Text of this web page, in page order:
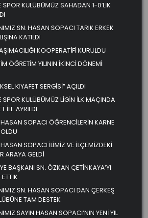
SPOR KULÜBÜMÜZ SAHADAN 1-0’LIK
SN. HASAN SOPACI TARIK ERKEK
KATILDI
KOOPERATİFİ KURULDU
ÖĞRETİM YILININ İKİNCİ DÖNEMİ
KIYAFET SERGİSİ” AÇILDI
SPOR KULÜBÜMÜZ LİGİN İLK MAÇINDA
İLE AYRILDI
SOPACI ÖĞRENCİLERİN KARNE
SOPACI İLİMİZ VE İLÇEMİZDEKİ
ARAYA GELDİ
BAŞKANI SN. ÖZKAN ÇETİNKAYA’YI
SN. HASAN SOPACI DAN ÇERKEŞ
TAM DESTEK
SAYIN HASAN SOPACI’NIN YENİ YIL